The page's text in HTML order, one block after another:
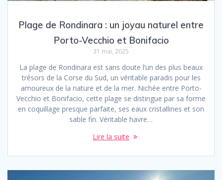
Plage de Rondinara : un joyau naturel entre
Porto-Vecchio et Bonifacio
31 mai, 2025
La plage de Rondinara est sans doute l’un des plus beaux
trésors de la Corse du Sud, un véritable paradis pour les
amoureux de la nature et de la mer. Nichée entre Porto-
Vecchio et Bonifacio, cette plage se distingue par sa forme
en coquillage presque parfaite, ses eaux cristallines et son
sable fin. Véritable havre…
Lire la suite